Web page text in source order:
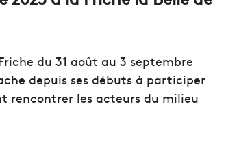
du 31 août au 3 septembre
depuis ses débuts à participer
rencontrer les acteurs du milieu